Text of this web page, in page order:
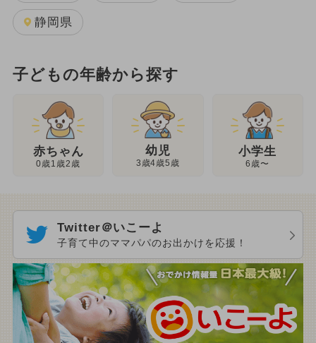
静岡県
子どもの年齢から探す
赤ちゃん
0歳1歳2歳
幼児
3歳4歳5歳
小学生
6歳〜
Twitter＠いこーよ
子育て中のママパパのお出かけを応援！